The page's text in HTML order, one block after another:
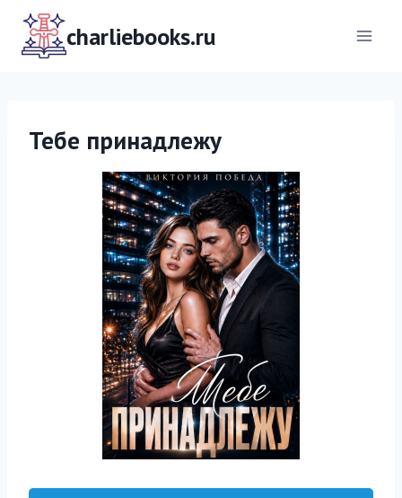
Перейти
содержимомуcharliebooks.ru
Тебе принадлежу